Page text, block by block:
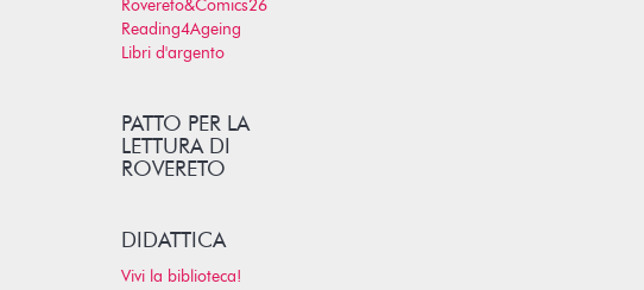
Rovereto&Comics26
Reading4Ageing
Libri d'argento
PATTO PER LA
LETTURA DI
ROVERETO
DIDATTICA
Vivi la biblioteca!